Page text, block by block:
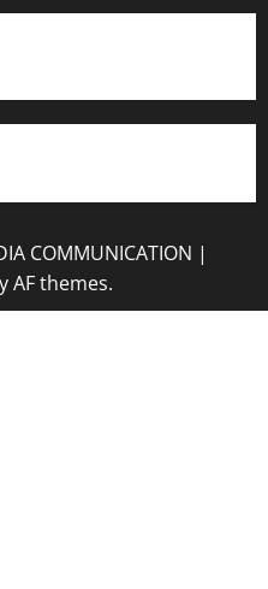
COMMUNICATION |
AF themes.